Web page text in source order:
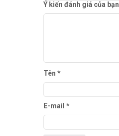
Ý kiến đánh giá của bạn
Tên *
E-mail *